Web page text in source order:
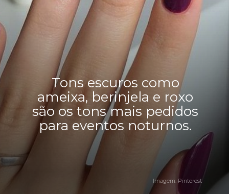
Tons escuros como
ameixa, berinjela e roxo
são os tons mais pedidos
para eventos noturnos.
Imagem: Pinterest